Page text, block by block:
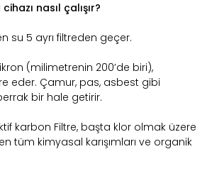
nasıl çalışır?
su 5 ayrı filtreden geçer.
(milimetrenin 200’de biri),
eder. Çamur, pas, asbest gibi
bir hale getirir.
karbon Filtre, başta klor olmak üzere
tüm kimyasal karışımları ve organik